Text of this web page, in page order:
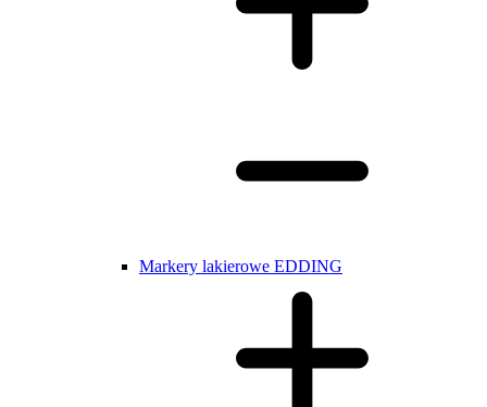
Markery lakierowe EDDING